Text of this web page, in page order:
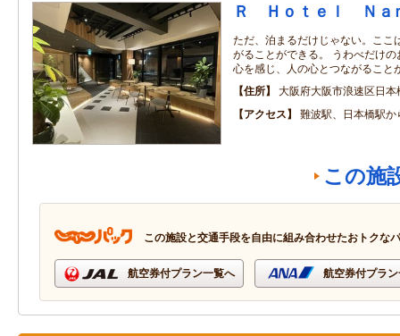
Ｒ Ｈｏｔｅｌ Ｎａ
ただ、泊まるだけじゃない。ここ
がることができる。 うわべだけ
心を感じ、人の心とつながること
住所
大阪府大阪市浪速区日本
アクセス
難波駅、日本橋駅か
この施
この施設と交通手段を自由に組み合わせたおトクな
航空券付プラン一覧へ 航空券付プラ